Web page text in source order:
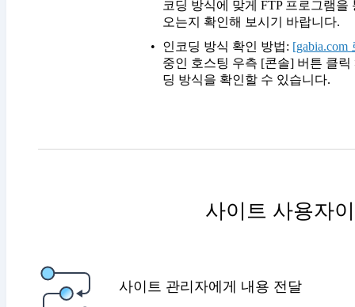
코딩 방식에 맞게 FTP 프로그램
오는지 확인해 보시기 바랍니다.
인코딩 방식 확인 방법:
중인 호스팅 우측 [콘솔] 버튼 클
딩 방식을 확인할 수 있습니다.
사이트 사용자
사이트 관리자에게 내용 전달